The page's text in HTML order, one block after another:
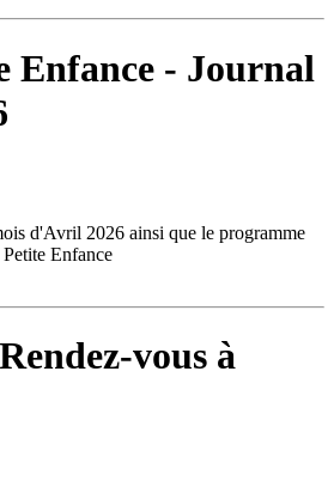
Enfance - Journal
d'Avril 2026 ainsi que le programme
Enfance
vous à